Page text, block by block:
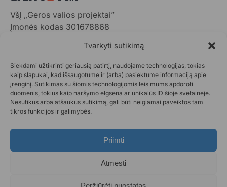
Tvarkyti sutikimą
Siekdami užtikrinti geriausią patirtį, naudojame technologijas, tokias
kaip slapukai, kad išsaugotume ir (arba) pasiektume informaciją apie
įrenginį. Sutikimas su šiomis technologijomis leis mums apdoroti
duomenis, tokius kaip naršymo elgsena ar unikalūs ID šioje svetainėje.
Nesutikus arba atšaukus sutikimą, gali būti neigiamai paveiktos tam
tikros funkcijos ir galimybės.
Priimti
Atmesti
VšĮ „Geros valios projektai”
Įmonės kodas 301678868
LT-01103 Vilnius, Lietuva
+370 602 31001,info@aukok.lt
+370 698 24305 (verslo partnerystėms)
Kontaktai
Aukok.lt taisyklės